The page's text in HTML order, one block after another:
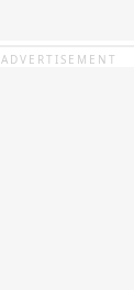
ADVERTISEMENT